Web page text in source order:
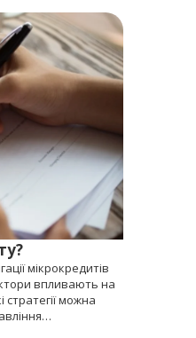
мікрокредитів
впливають на
можна